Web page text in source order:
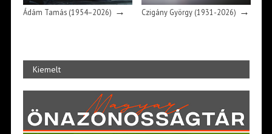
Ádám Tamás (1954–2026) → Czigány György (1931-2026) →
Kiemelt